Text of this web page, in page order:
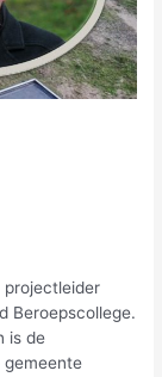
projectleider
Beroepscollege.
is de
gemeente